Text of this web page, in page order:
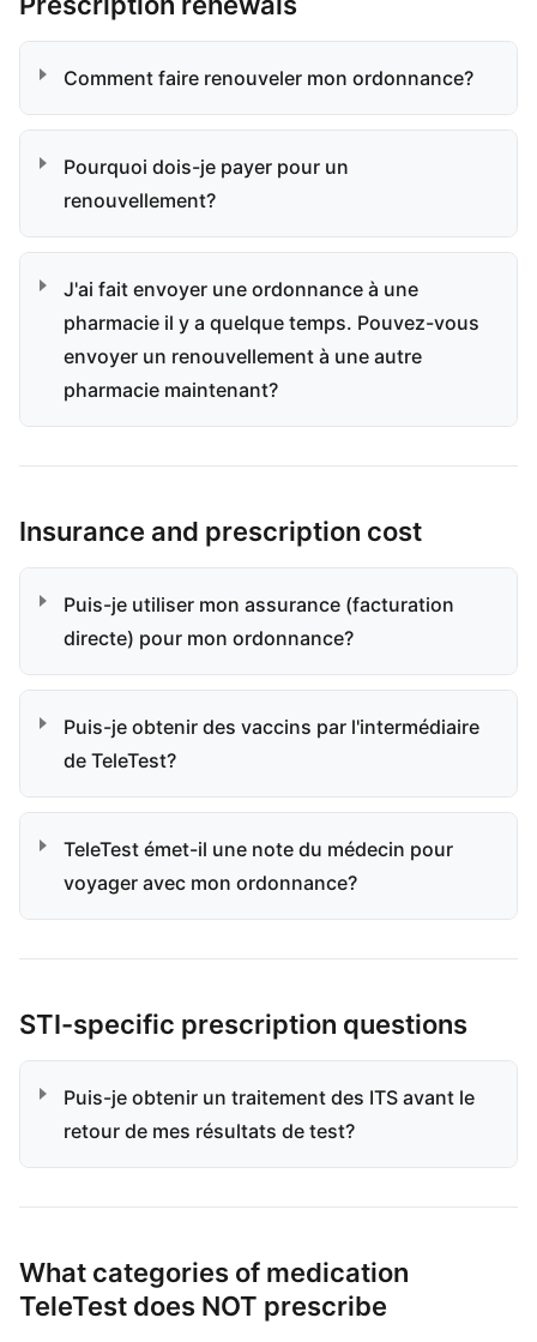
Comment faire renouveler mon ordonnance?
Pourquoi dois-je payer pour un
renouvellement?
J'ai fait envoyer une ordonnance à une
pharmacie il y a quelque temps. Pouvez-vous
envoyer un renouvellement à une autre
pharmacie maintenant?
Insurance and prescription cost
Puis-je utiliser mon assurance (facturation
directe) pour mon ordonnance?
Puis-je obtenir des vaccins par l'intermédiaire
de TeleTest?
TeleTest émet-il une note du médecin pour
voyager avec mon ordonnance?
STI-specific prescription questions
Puis-je obtenir un traitement des ITS avant le
retour de mes résultats de test?
What categories of medication
TeleTest does NOT prescribe